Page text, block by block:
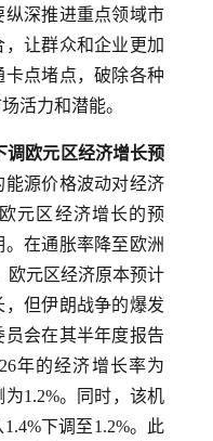
深推进重点领域市
让群众和企业更加
点堵点，破除各种
活力和潜能。
调欧元区经济增长预
能源价格波动对经济
元区经济增长的预
在通胀率降至欧洲
欧元区经济原本预计
，但伊朗战争的爆发
会在其半年度报告
年的经济增长率为
1.2%。同时，该机
下调至1.2%。此